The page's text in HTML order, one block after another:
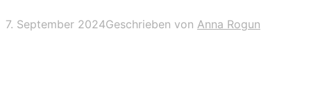
7. September 2024Geschrieben von Anna Rogun